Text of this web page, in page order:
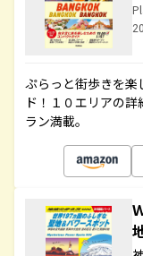
ぷらっと街歩きを楽
ド！１０エリアの
ラン満載。